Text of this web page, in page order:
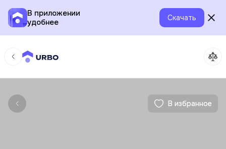
В приложении
удобнее
Скачать
В избранное